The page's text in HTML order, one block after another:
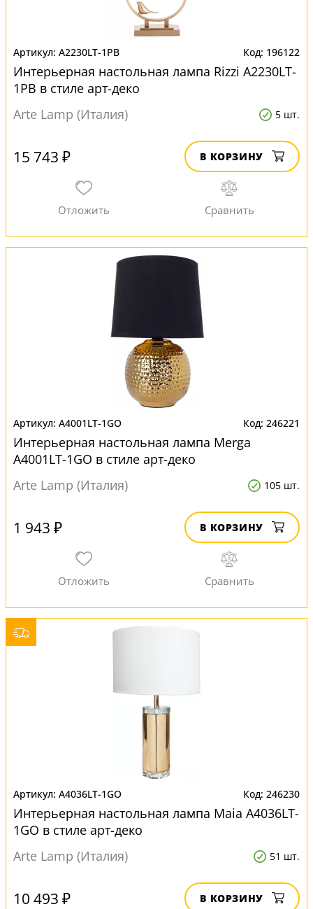
A2230LT-1PB 196122
Интерьерная настольная лампа Rizzi A2230LT-
1PB в стиле арт-деко
Arte Lamp (Италия)
5 шт.
15 743 ₽ В КОРЗИНУ
A4001LT-1GO 246221
Интерьерная настольная лампа Merga
A4001LT-1GO в стиле арт-деко
Arte Lamp (Италия)
105 шт.
1 943 ₽ В КОРЗИНУ
A4036LT-1GO 246230
Интерьерная настольная лампа Maia A4036LT-
1GO в стиле арт-деко
Arte Lamp (Италия)
51 шт.
10 493 ₽ В КОРЗИНУ